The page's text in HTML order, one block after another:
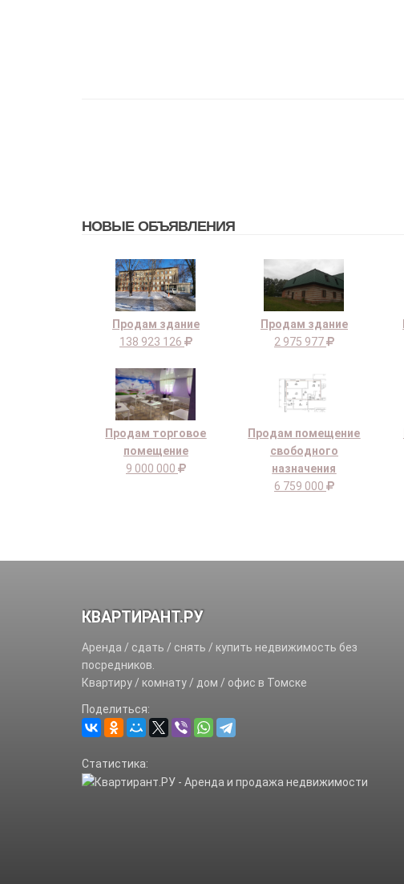
НОВЫЕ ОБЪЯВЛЕНИЯ
Продам здание
138 923 126
Продам здание
2 975 977
Продам торговое
помещение
9 000 000
Продам помещение
свободного
назначения
6 759 000
КВАРТИРАНТ.РУ
Аренда / сдать / снять / купить недвижимость без
посредников.
Квартиру / комнату / дом / офис в Томске
Поделиться:
Статистика: